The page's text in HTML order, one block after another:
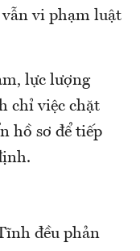
vi phạm luật
lực lượng
chỉ việc chặt
hồ sơ để tiếp
đều phản